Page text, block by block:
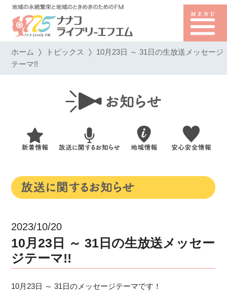
ホーム トピックス 10月23日 ～ 31日の生放送メッセージ
テーマ!!
2023/10/20
10月23日 ～ 31日の生放送メッセー
ジテーマ!!
10月23日 ～ 31日のメッセージテーマです！